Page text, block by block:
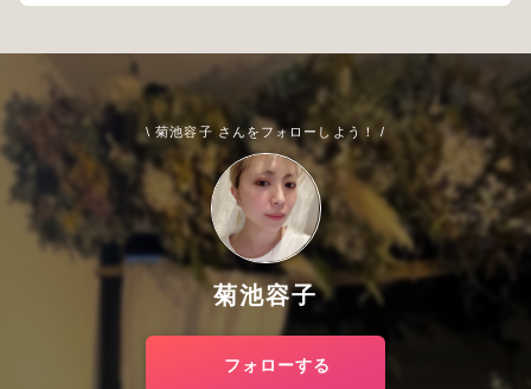
\ 菊池容子 さんをフォローしよう！ /
菊池容子
フォローする